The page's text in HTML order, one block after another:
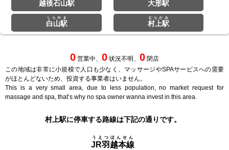
越後石山駅 大形駅
白山駅
しらやま
村上駅
むらかみ
0 営業中、 0 状況不明、 0 閉店
この地域は非常に小規模で人口も少なく、マッサージやSPAサービスへの需要
がほとんどないため、投資する事業者はいません。
This is a very small area, due to less population, no market request for
massage and spa, that’s why no spa owner wanna invest in this area.
村上駅に停車する路線は下記の通りです。
JR羽越本線
うえつほんせん